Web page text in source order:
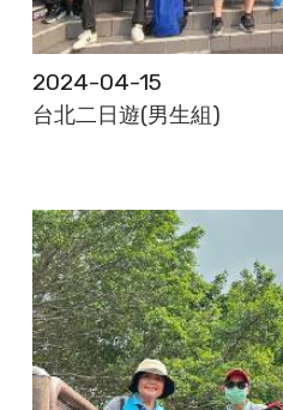
2024-04-15
台北二日遊(男生組)